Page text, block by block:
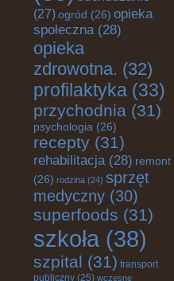
(27) ogród (26) opieka
społeczna(28)
opieka
zdrowotna. (32)
profilaktyka (33)
przychodnia (31)
psychologia (26)
recepty (31)
rehabilitacja(28) remont
(26) rodzina (24) sprzęt
medyczny (30)
superfoods (31)
szkoła (38)
szpital (31) transport
publiczny (25) wczesne